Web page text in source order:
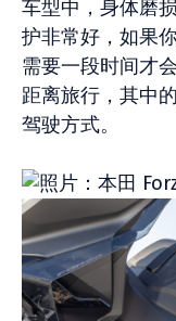
车型中，身体磨
护非常好，如果
需要一段时间才
距离旅行，其中
驾驶方式。